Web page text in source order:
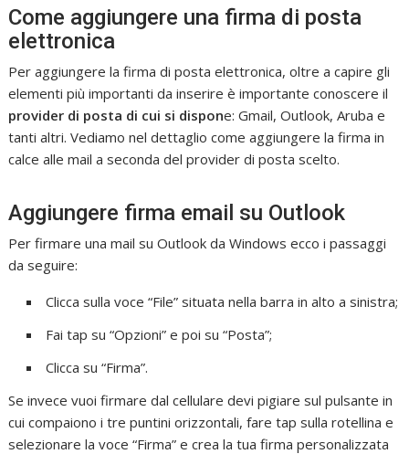
Come aggiungere una firma di posta
elettronica
Per aggiungere la firma di posta elettronica, oltre a capire gli
elementi più importanti da inserire è importante conoscere il
provider di posta di cui si dispone: Gmail, Outlook, Aruba e
tanti altri. Vediamo nel dettaglio come aggiungere la firma in
calce alle mail a seconda del provider di posta scelto.
Aggiungere firma email su Outlook
Per firmare una mail su Outlook da Windows ecco i passaggi
da seguire:
Clicca sulla voce “File” situata nella barra in alto a sinistra;
Fai tap su “Opzioni” e poi su “Posta”;
Clicca su “Firma”.
Se invece vuoi firmare dal cellulare devi pigiare sul pulsante in
cui compaiono i tre puntini orizzontali, fare tap sulla rotellina e
selezionare la voce “Firma” e crea la tua firma personalizzata